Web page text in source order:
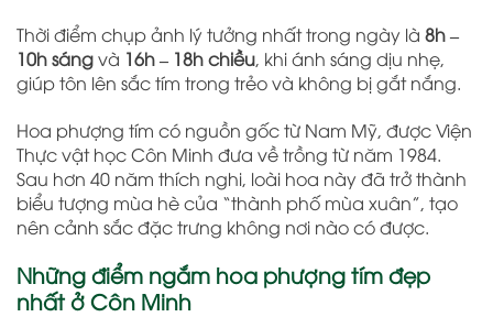
Thời điểm chụp ảnh lý tưởng nhất trong ngày là 8h –
10h sángvà 16h – 18h chiều, khi ánh sáng dịu nhẹ,
giúp tôn lên sắc tím trong trẻo và không bị gắt nắng.
Hoa phượng tím có nguồn gốc từ Nam Mỹ, được Viện
Thực vật học Côn Minh đưa về trồng từ năm 1984.
Sau hơn 40 năm thích nghi, loài hoa này đã trở thành
biểu tượng mùa hè của “thành phố mùa xuân”, tạo
nên cảnh sắc đặc trưng không nơi nào có được.
Những điểm ngắm hoa phượng tím đẹp
nhất ở Côn Minh